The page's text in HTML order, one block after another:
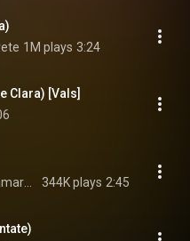
1M plays 3:24
Clara) [Vals]
344K plays 2:45